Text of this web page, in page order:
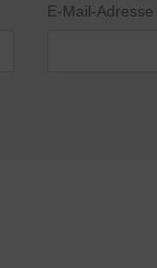
E-Mail-Adresse